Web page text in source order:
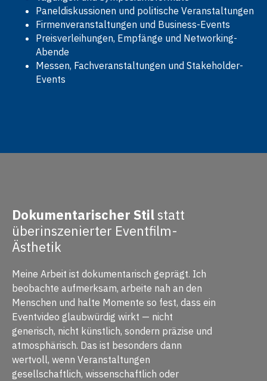
Paneldiskussionen und politische Veranstaltungen
Firmenveranstaltungen und Business-Events
Preisverleihungen, Empfänge und Networking-
Abende
Messen, Fachveranstaltungen und Stakeholder-
Events
Dokumentarischer Stil statt
überinszenierter Eventfilm-
Ästhetik
Meine Arbeit ist dokumentarisch geprägt. Ich
beobachte aufmerksam, arbeite nah an den
Menschen und halte Momente so fest, dass ein
Eventvideo glaubwürdig wirkt — nicht
generisch, nicht künstlich, sondern präzise und
atmosphärisch. Das ist besonders dann
wertvoll, wenn Veranstaltungen
gesellschaftlich, wissenschaftlich oder